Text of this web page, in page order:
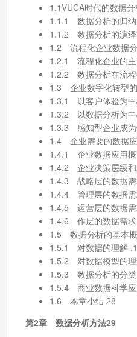
1.1VUCA时代的数据
1.1.1 数据分析的归
1.1.2 数据分析的演
1.2 流程化企业数据
1.2.1 流程化企业的
1.2.2 数据分析在流程
1.3 企业数字化转型
1.3.1 以客户体验为中
1.3.2 以数据分析为
1.3.3 感知型企业成为
1.4 企业需要的数据
1.4.1 企业数据应用
1.4.2 企业决策层级
1.4.3 战略层的数据
1.4.4 管理层的数据
1.4.5 运营层的数据
1.4.6 作层的数据需
1.5 数据分析的基本
1.5.1 对数据的理解
1.5.2 对数据模型的
1.5.3 数据分析的分
1.5.4 商业数据科学
1.6 本章小结 28
第2章 数据分析方法29